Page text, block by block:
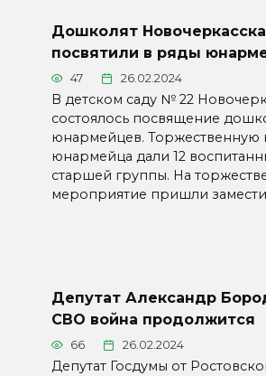
Дошколят Новочеркасска
посвятили в ряды
47 26.02.2024
В детском саду № 22
состоялось посвящение
юнармейцев. Торжественную
юнармейца дали 12
старшей группы. На
мероприятие пришли
Депутат Александр
СВО война продолжится
66 26.02.2024
Депутат Госдумы от